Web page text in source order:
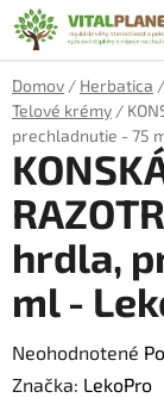
Prejsť
na
obsah
Domov / Herbatica /
Telové krémy /
prechladnutie - 75
hrdla,
ml -
Priemerné
hodnotenie
Neohodnotené
Značka: LekoPro